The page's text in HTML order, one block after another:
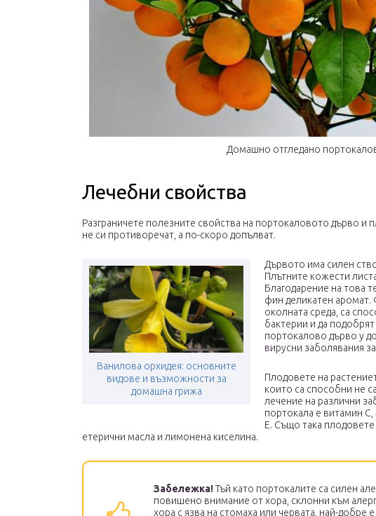
Домашно отгледано
Лечебни свойства
Разграничете полезните свойства на портокаловото дърво и
не си противоречат, а по-скоро допълват.
Ванилова орхидея: основните
видове и възможности за
домашна грижа
Дървото има силен
Плътните кожести
Благодарение на това
фин деликатен аромат.
околната среда, са
бактерии и да
портокалово дърво у
вирусни заболявания
Плодовете на
които са способни не
лечение на различни
портокала е витамин
Е. Също така плодовете
етерични масла и лимонена киселина.
Забележка!Тъй като портокалите са силен
повишено внимание от хора, склонни към
хора с язва на стомаха или червата, най-добре